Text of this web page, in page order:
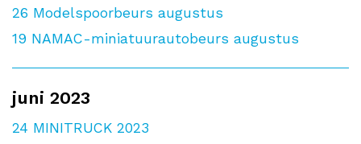
26 Modelspoorbeurs augustus
19 NAMAC-miniatuurautobeurs augustus
juni 2023
24 MINITRUCK 2023